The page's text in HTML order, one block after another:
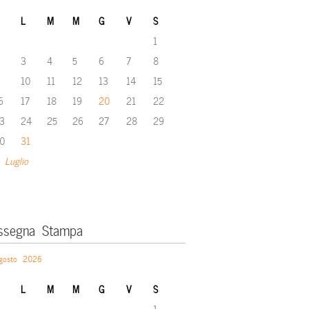
L M M G V S
Luglio
1
3 4 5 6 7
8
10 11 12 13 14
15
17 18 19 20 21
22
24 25 26 27 28
29
31
Stampa
2026
L M M G V S